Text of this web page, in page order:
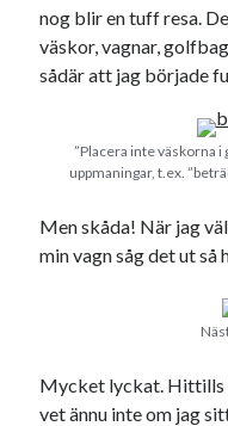
nog blir en tuff resa.
väskor, vagnar,
sådär att jag började
”Placera inte väskorna i
uppmaningar, t.ex.
Men skåda! När jag
min vagn såg det ut så
Mycket lyckat. Hittills
vet ännu inte om jag